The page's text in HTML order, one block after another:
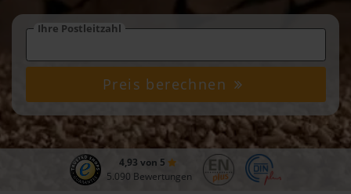
Ihre Postleitzahl
Preis berechnen
4,93 von 5
5.090 Bewertungen